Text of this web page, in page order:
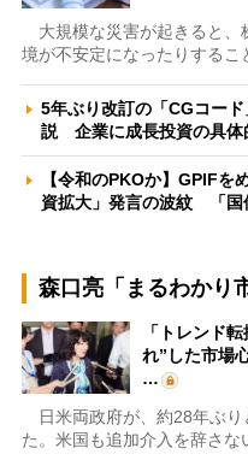
大規模な災害が起きると、
境が不安定になったりする
5年ぶり改訂の「CGコー
説 企業に成長投資の具
【令和のPKOか】GPIFを
資拡大」発言の波紋 「
森口亮「まるわかり
「トレンド
れ”した市場
…
日米両政府が、約28年ぶり
た。米国も追加介入を辞さ